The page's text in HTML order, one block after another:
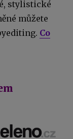
stylistické
můžete
Co